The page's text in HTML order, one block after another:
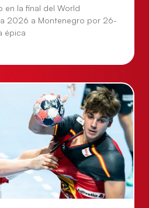
en la final del World
2026 a Montenegro por 26-
épica